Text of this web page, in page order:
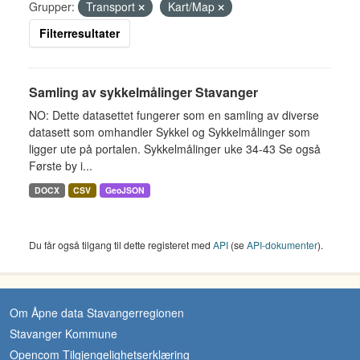
Grupper:
Transport
Kart/Map
Filterresultater
Samling av sykkelmålinger Stavanger
NO: Dette datasettet fungerer som en samling av diverse
datasett som omhandler Sykkel og Sykkelmålinger som
ligger ute på portalen. Sykkelmålinger uke 34-43 Se også
Første by i...
DOCX CSV GeoJSON
Du får også tilgang til dette registeret med API (seAPI-dokumenter).
Om Åpne data Stavangerregionen
Stavanger Kommune
Opencom Tilgjengelighetserklæring